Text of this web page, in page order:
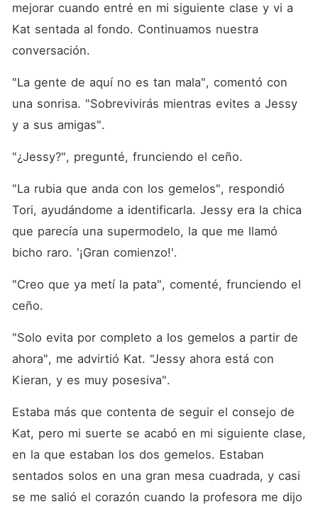
mejorar cuando entré en mi siguiente clase y vi a
Kat sentada al fondo. Continuamos nuestra
conversación.
"La gente de aquí no es tan mala", comentó con
una sonrisa. "Sobrevivirás mientras evites a Jessy
y a sus amigas".
"¿Jessy?", pregunté, frunciendo el ceño.
"La rubia que anda con los gemelos", respondió
Tori, ayudándome a identificarla. Jessy era la chica
que parecía una supermodelo, la que me llamó
bicho raro. '¡Gran comienzo!'.
"Creo que ya metí la pata", comenté, frunciendo el
ceño.
"Solo evita por completo a los gemelos a partir de
ahora", me advirtió Kat. "Jessy ahora está con
Kieran, y es muy posesiva".
Estaba más que contenta de seguir el consejo de
Kat, pero mi suerte se acabó en mi siguiente clase,
en la que estaban los dos gemelos. Estaban
sentados solos en una gran mesa cuadrada, y casi
se me salió el corazón cuando la profesora me dijo